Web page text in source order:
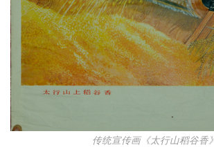
传统宣传画《太行山稻谷香》